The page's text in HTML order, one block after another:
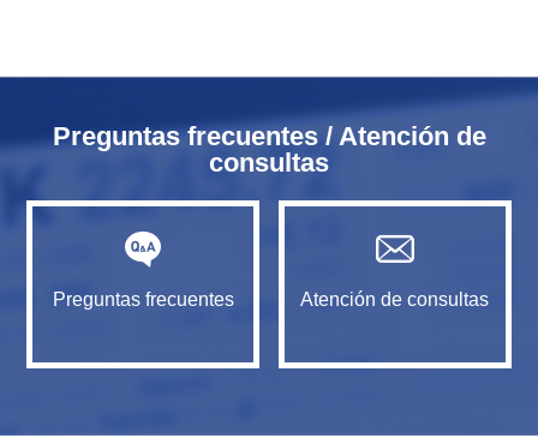
Preguntas frecuentes / Atención de
consultas
Preguntas frecuentes Atención de consultas